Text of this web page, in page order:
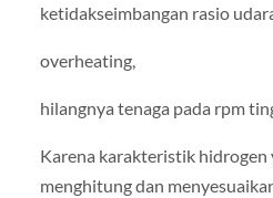
ketidakseimbangan rasio
overheating,
hilangnya tenaga pada rpm
Karena karakteristik hidrogen
menghitung dan